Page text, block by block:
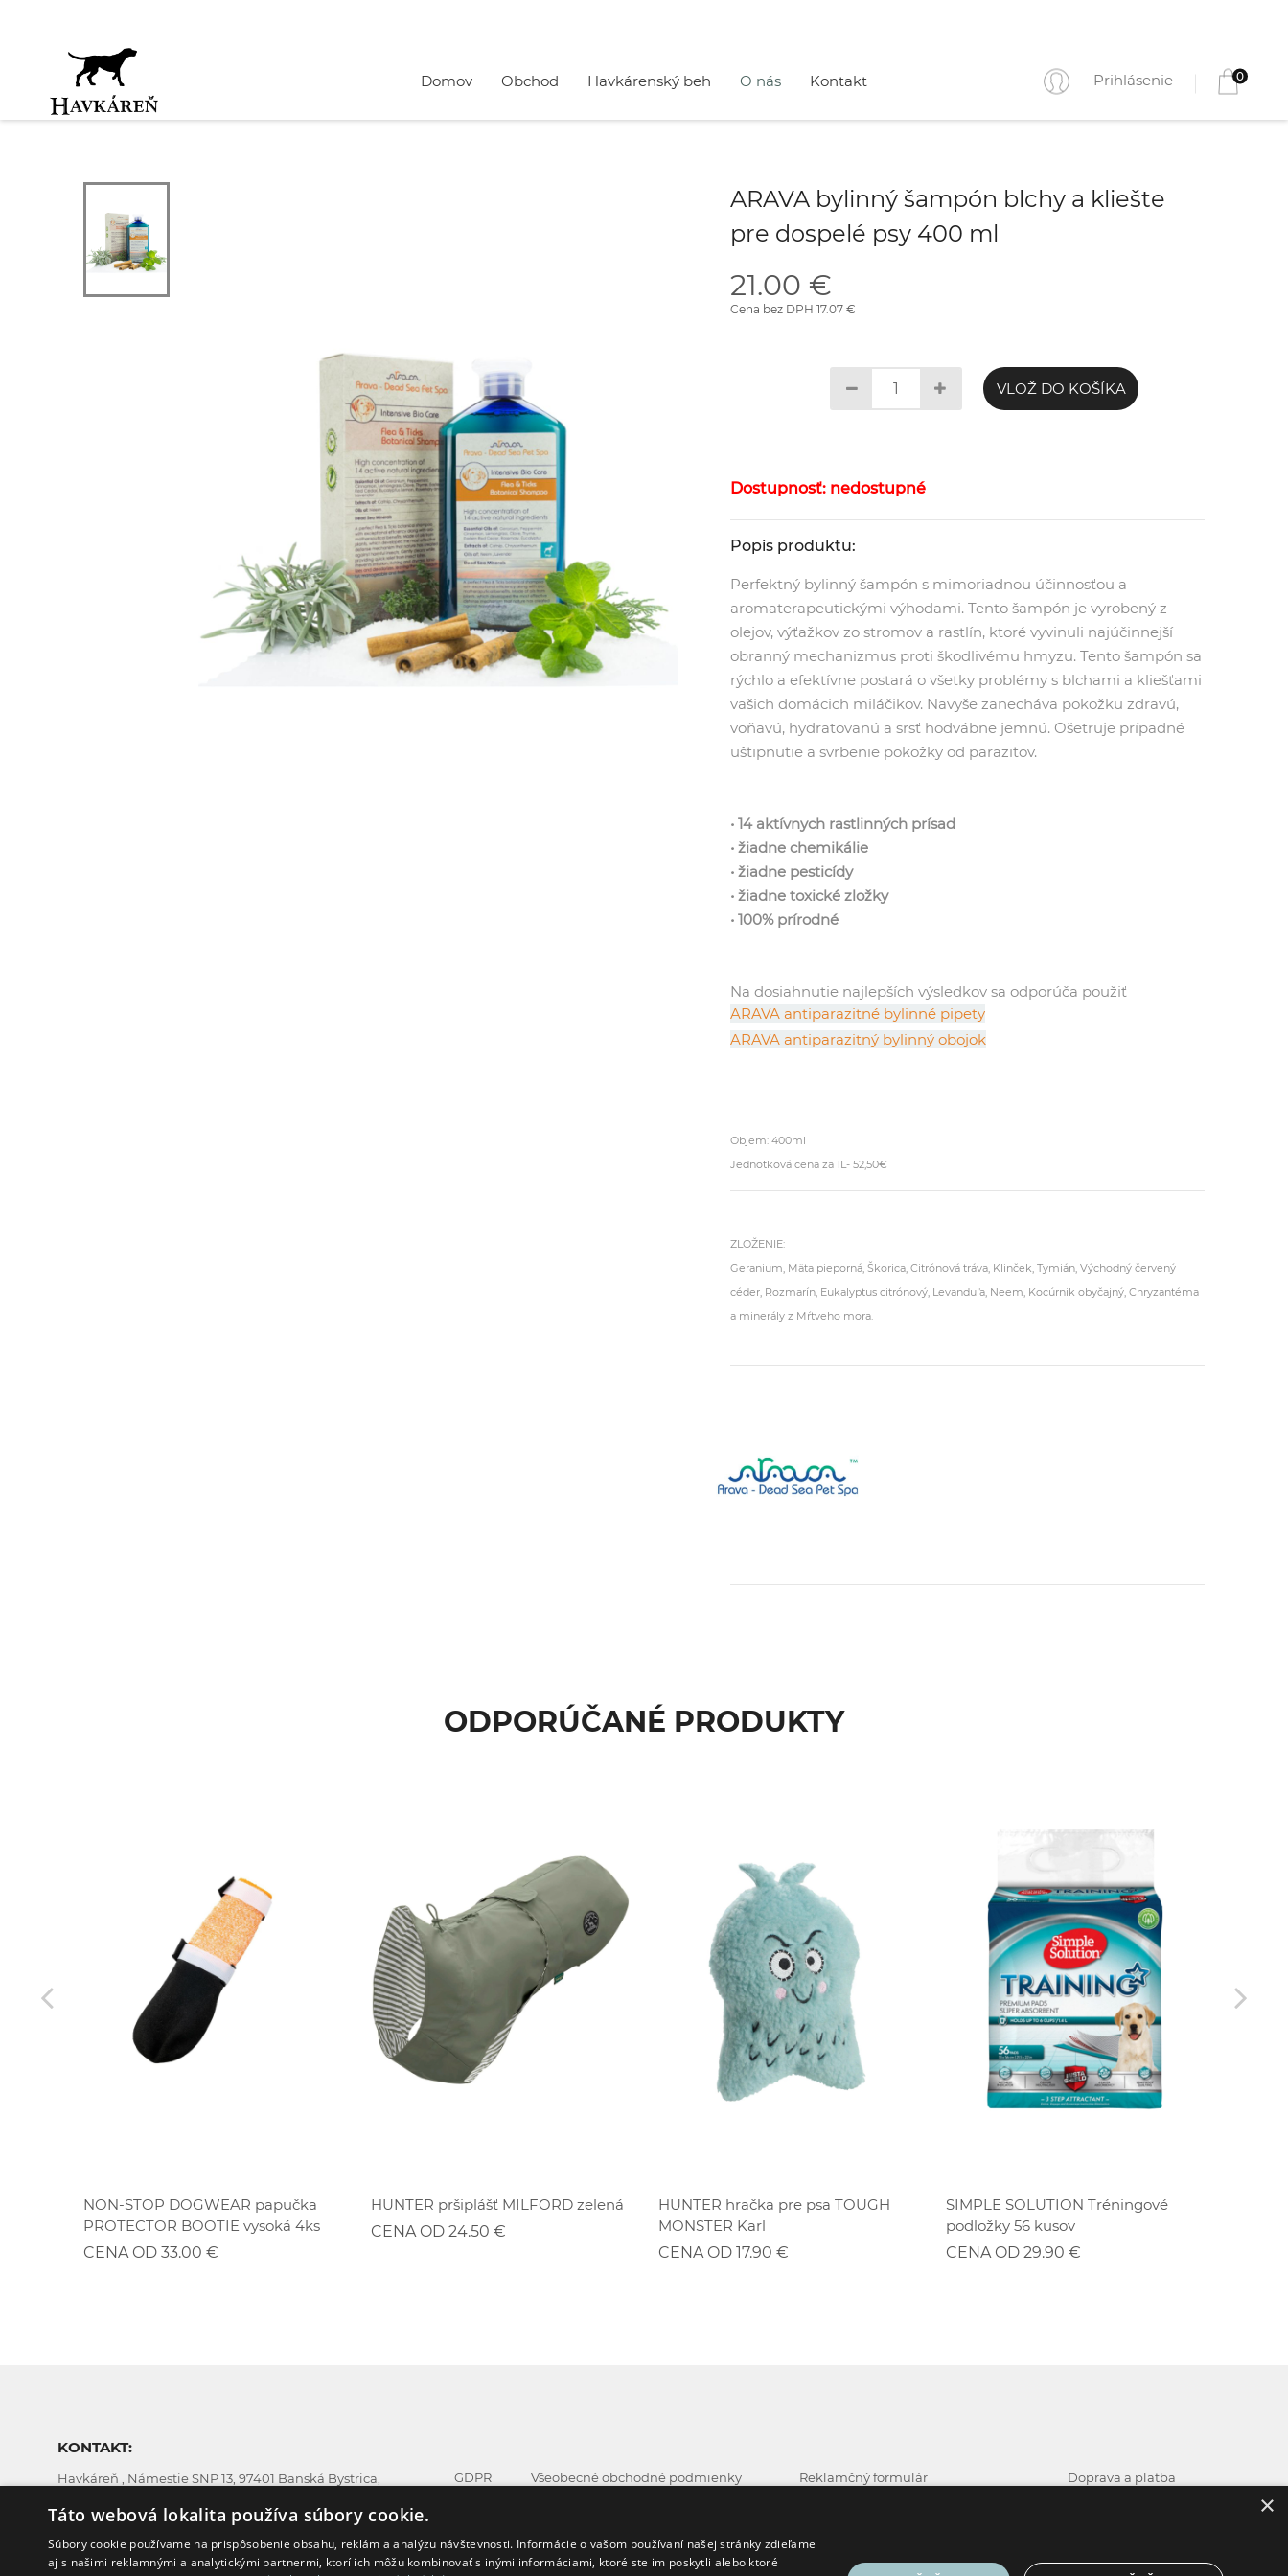
Domov Obchod Havkárenský beh O nás Kontakt Prihlásenie 0
ARAVA bylinný šampón blchy a kliešte
pre dospelé psy 400 ml
21.00 €
Cena bez DPH 17.07 €
VLOŽ DO KOŠÍKA
Dostupnosť: nedostupné
Popis produktu:
Perfektný bylinný šampón s mimoriadnou účinnosťou a
aromaterapeutickými výhodami. Tento šampón je vyrobený z
olejov, výťažkov zo stromov a rastlín, ktoré vyvinuli najúčinnejší
obranný mechanizmus proti škodlivému hmyzu. Tento šampón sa
rýchlo a efektívne postará o všetky problémy s blchami a kliešťami
vašich domácich miláčikov. Navyše zanecháva pokožku zdravú,
voňavú, hydratovanú a srsť hodvábne jemnú. Ošetruje prípadné
uštipnutie a svrbenie pokožky od parazitov.
• 14 aktívnych rastlinných prísad
• žiadne chemikálie
• žiadne pesticídy
• žiadne toxické zložky
• 100% prírodné
Na dosiahnutie najlepších výsledkov sa odporúča použiť
ARAVA antiparazitné bylinné pipety
ARAVA antiparazitný bylinný obojok
Objem: 400ml
Jednotková cena za 1L- 52,50€
ZLOŽENIE:
Geranium, Mäta pieporná, Škorica, Citrónová tráva, Klinček, Tymián, Východný červený
céder, Rozmarín, Eukalyptus citrónový, Levanduľa, Neem, Kocúrnik obyčajný, Chryzantéma
a minerály z Mŕtveho mora.
ODPORÚČANÉ PRODUKTY
NON-STOP DOGWEAR papučka
PROTECTOR BOOTIE vysoká 4ks
CENA OD 33.00 €
HUNTER pršiplášť MILFORD zelená
CENA OD 24.50 €
HUNTER hračka pre psa TOUGH
MONSTER Karl
CENA OD 17.90 €
SIMPLE SOLUTION Tréningové
podložky 56 kusov
CENA OD 29.90 €
KONTAKT:
Havkáreň , Námestie SNP 13, 97401 Banská Bystrica,
GDPR Všeobecné obchodné podmienky Reklamčný formulár Doprava a platba
×
Táto webová lokalita používa súbory cookie.
Súbory cookie používame na prispôsobenie obsahu, reklám a analýzu návštevnosti. Informácie o vašom používaní našej stránky zdieľame
aj s našimi reklamnými a analytickými partnermi, ktorí ich môžu kombinovať s inými informáciami, ktoré ste im poskytli alebo ktoré